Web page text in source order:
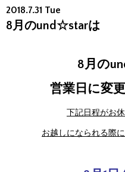
2018.7.31 Tue
8月のund☆starは
8月の
営業日に変
下記日程がお
お越しになられる際